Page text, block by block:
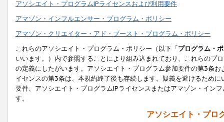
アソシエイト・プログラムIPライセンスおよび利用要件
アマゾン・インフルエンサー・プログラム・ポリシー
アマゾン・クリエイター・アド・ブースト・プログラム・ポリシー
これらのアソシエイト・プログラム・ポリシー（以下「プログラム・
いいます。）内で参照することにより組み込まれており、これらのプ
の定義にしたがいます。アソシエイト・プログラム参加要件の第3条
イセンスの第3条は、本規約終了後も存続します。疑義を避けるため
要件、アソシエイト・プログラムIPライセンスまたはアマゾン・イン
す。
アソシエイト・プロ